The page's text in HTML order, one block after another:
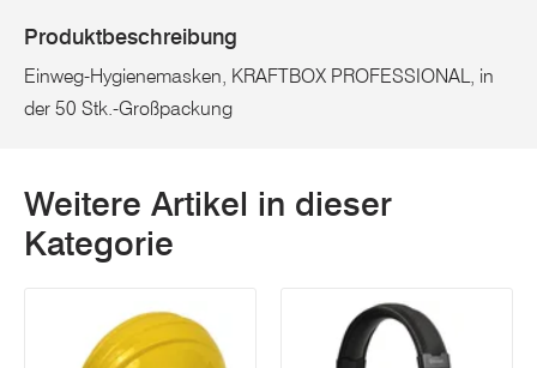
Produktbeschreibung
Einweg-Hygienemasken, KRAFTBOX PROFESSIONAL, in
der 50 Stk.-Großpackung
Weitere Artikel in dieser
Kategorie